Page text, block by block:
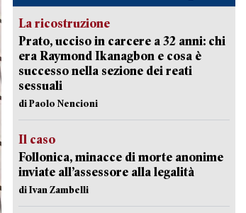
La ricostruzione
Prato, ucciso in carcere a 32 anni: chi
era Raymond Ikanagbon e cosa è
successo nella sezione dei reati
sessuali
di Paolo Nencioni
Il caso
Follonica, minacce di morte anonime
inviate all’assessore alla legalità
di Ivan Zambelli